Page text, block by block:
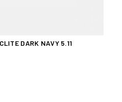
DARK NAVY 5.11